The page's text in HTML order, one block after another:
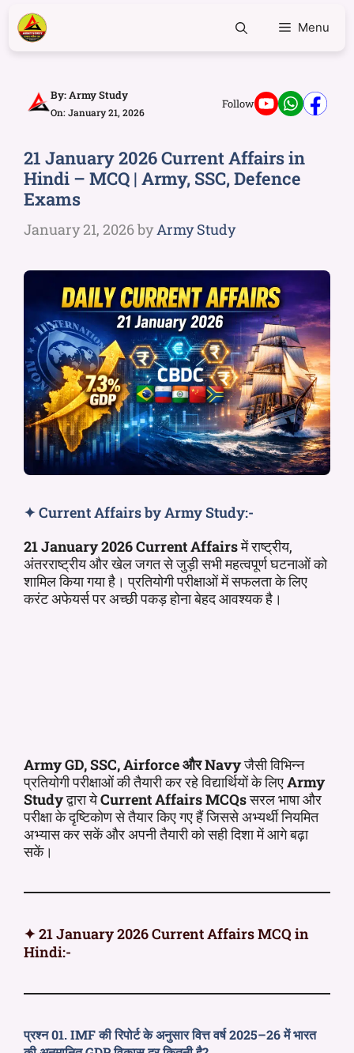
Menu
By:Army Study
On: January 21, 2026
Follow
21 January 2026 Current Affairs in
Hindi – MCQ | Army, SSC, Defence
Exams
January 21, 2026byArmy Study
✦ Current Affairs by Army Study:-
21 January 2026 Current Affairsमें राष्ट्रीय,
अंतरराष्ट्रीय और खेल जगत से जुड़ी सभी महत्वपूर्ण घटनाओं को
शामिल किया गया है। प्रतियोगी परीक्षाओं में सफलता के लिए
करंट अफेयर्स पर अच्छी पकड़ होना बेहद आवश्यक है।
Army GD, SSC, Airforce और Navyजैसी विभिन्न
प्रतियोगी परीक्षाओं की तैयारी कर रहे विद्यार्थियों के लिएArmy
Studyद्वारा येCurrent Affairs MCQsसरल भाषा और
परीक्षा के दृष्टिकोण से तैयार किए गए हैं जिससे अभ्यर्थी नियमित
अभ्यास कर सकें और अपनी तैयारी को सही दिशा में आगे बढ़ा
सकें।
✦ 21 January 2026 Current Affairs MCQ in
Hindi:-
प्रश्न 01. IMF की रिपोर्ट के अनुसार वित्त वर्ष 2025–26 में भारत